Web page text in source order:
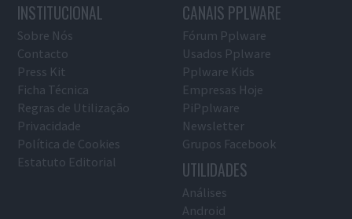
INSTITUCIONAL
Sobre Nós
Contacto
Press Kit
Ficha Técnica
Regras de Utilização
Privacidade
Política de Cookies
Estatuto Editorial
CANAIS PPLWARE
Fórum Pplware
Usados Pplware
Pplware Kids
Empresas Hoje
PiPplware
Newsletter
Grupos Facebook
UTILIDADES
Análises
Android